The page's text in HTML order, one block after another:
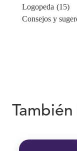
Logopeda (15)
Consejos y